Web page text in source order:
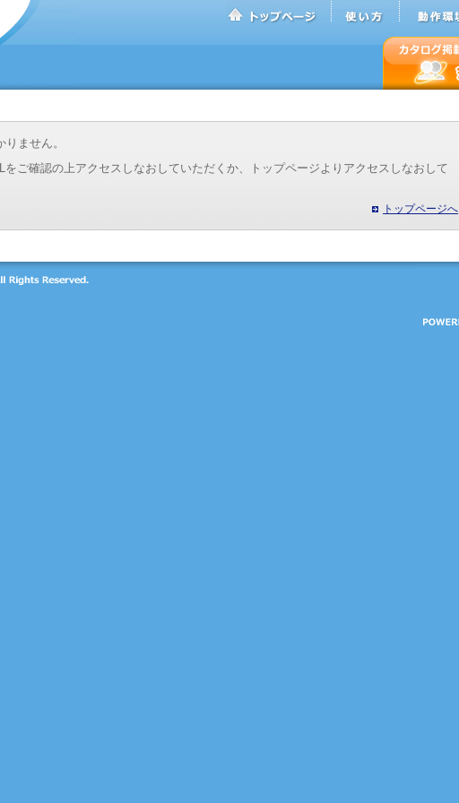
ません。
をご確認の上アクセスしなおしていただくか、トップページよりアクセスしなおして
トップページへ